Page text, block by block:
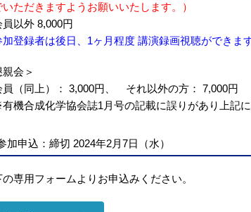
いただきますようお願いいたします。）
員以外 8,000円
登録者は後日、1ヶ月程度 講演録画視聴ができま
会＞
員（同上）： 3,000円、 それ以外の方： 7,000円
機合成化学協会誌1月号の記載に誤りがあり上記
加申込：締切 2024年2月7日（水）
の専用フォームよりお申込みください。